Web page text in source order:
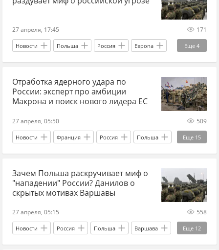
27 апреля, 17:45 171
Еще 4
Новости Польша Россия Европа
НАТО Украина.ру ВВС
Алексей Данилов
Отработка ядерного удара по
России: эксперт про амбиции
Макрона и поиск нового лидера ЕС
27 апреля, 05:50 509
Еще 15
Новости Франция Россия Польша
Александр Сидоров Украина.ру ЕС
НАТО Эммануэль Макрон война
Восточная Европа Учения
Главные новости главное
Зачем Польша раскручивает миф о
"нападении" России? Данилов о
скрытых мотивах Варшавы
27 апреля, 05:15 558
Еще 12
Новости Россия Польша Варшава
Геннадий Алехин Украина.ру НАТО